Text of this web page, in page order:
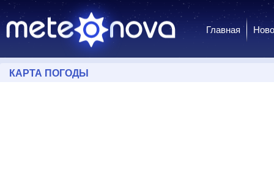
Главная
КАРТА ПОГОДЫ